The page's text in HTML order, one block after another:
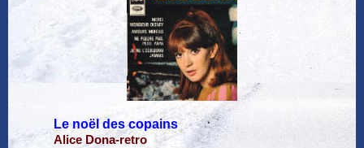
Le noël des copains
Alice Dona-retro